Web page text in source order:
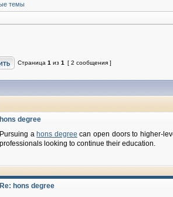
темы
Страница 1 из 1
[ 2 сообщения ]
hons degree
Pursuing a hons degree can open doors to higher-
professionals looking to continue their education.
Re: hons degree